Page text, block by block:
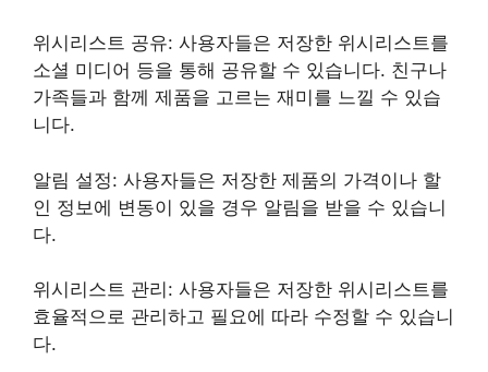
위시리스트 공유: 사용자들은 저장한 위시리스트를
소셜 미디어 등을 통해 공유할 수 있습니다. 친구나
가족들과 함께 제품을 고르는 재미를 느낄 수 있습
니다.
알림 설정: 사용자들은 저장한 제품의 가격이나 할
인 정보에 변동이 있을 경우 알림을 받을 수 있습니
다.
위시리스트 관리: 사용자들은 저장한 위시리스트를
효율적으로 관리하고 필요에 따라 수정할 수 있습니
다.